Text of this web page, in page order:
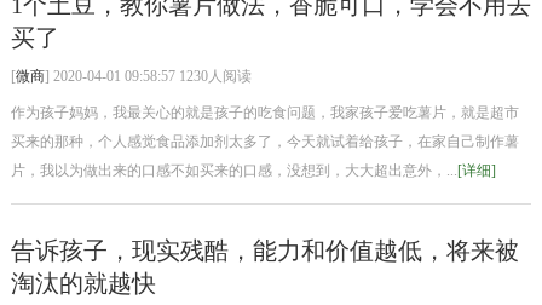
买了
[微商] 2020-04-01 09:58:57 1230人阅读
作为孩子妈妈，我最关心的就是孩子的吃食问题，我家孩子爱吃薯片，就是超市
买来的那种，个人感觉食品添加剂太多了，今天就试着给孩子，在家自己制作薯
片，我以为做出来的口感不如买来的口感，没想到，大大超出意外，...[详细]
告诉孩子，现实残酷，能力和价值越低，将来被
淘汰的就越快